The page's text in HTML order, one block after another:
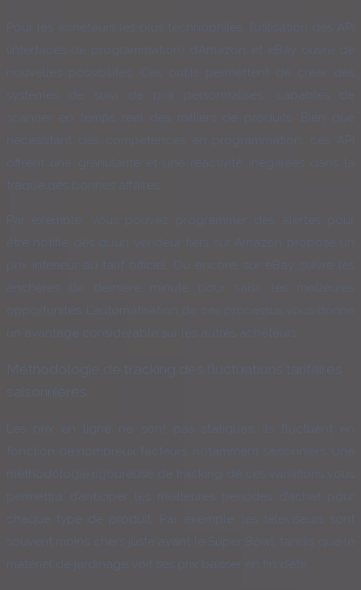
Pour les acheteurs les plus technophiles, l’utilisation des API
(interfaces de programmation) d’Amazon et eBay ouvre de
nouvelles possibilités. Ces outils permettent de créer des
systèmes de suivi de prix personnalisés, capables de
scanner en temps réel des milliers de produits. Bien que
nécessitant des compétences en programmation, ces API
offrent une granularité et une réactivité inégalées dans la
traque des bonnes affaires.
Par exemple, vous pouvez programmer des alertes pour
être notifié dès qu’un vendeur tiers sur Amazon propose un
prix inférieur au tarif officiel. Ou encore, sur eBay, suivre les
enchères de dernière minute pour saisir les meilleures
opportunités. L’automatisation de ces processus vous donne
un avantage considérable sur les autres acheteurs.
Méthodologie de tracking des fluctuations tarifaires
saisonnières
Les prix en ligne ne sont pas statiques, ils fluctuent en
fonction de nombreux facteurs, notamment saisonniers. Une
méthodologie rigoureuse de tracking de ces variations vous
permettra d’anticiper les meilleures périodes d’achat pour
chaque type de produit. Par exemple, les téléviseurs sont
souvent moins chers juste avant le Super Bowl, tandis que le
matériel de jardinage voit ses prix baisser en fin d’été.